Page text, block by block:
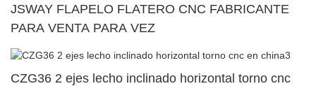
JSWAY FLAPELO FLATERO CNC FABRICANTE
PARA VENTA PARA VEZ
CZG36 2 ejes lecho inclinado horizontal torno cnc